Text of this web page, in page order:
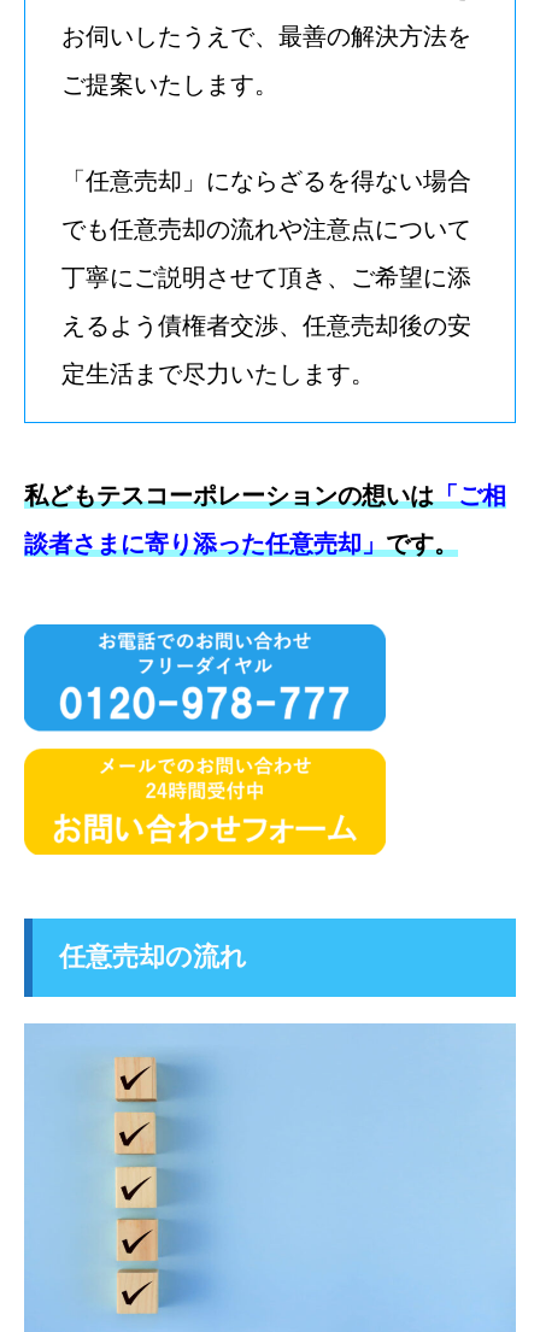
お伺いしたうえで、最善の解決方法を
ご提案いたします。
「任意売却」にならざるを得ない場合
でも任意売却の流れや注意点について
丁寧にご説明させて頂き、ご希望に添
えるよう債権者交渉、任意売却後の安
定生活まで尽力いたします。
私どもテスコーポレーションの想いは「ご相
談者さまに寄り添った任意売却」です。
任意売却の流れ